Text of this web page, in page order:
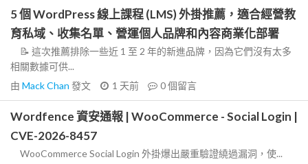
5 個 WordPress 線上課程 (LMS) 外掛推薦，適合經營教
育私域、收集名單、營運個人品牌和內容商業化部署
📝 這次推薦排除一些近 1 至 2 年的新進品牌，因為它們沒有太多
相關數據可供...
由 Mack Chan 發文 1 天前 0個留言
Wordfence 資安通報 | WooCommerce - Social Login |
CVE-2026-8457
WooCommerce Social Login 外掛爆出嚴重驗證繞過漏洞，使...